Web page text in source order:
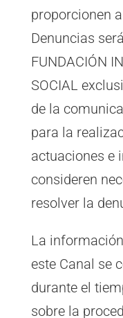
proporcionen
Denuncias
FUNDACIÓN
SOCIAL
de la
para la
actuaciones e
consideren
resolver la
La
este Canal se
durante el
sobre la